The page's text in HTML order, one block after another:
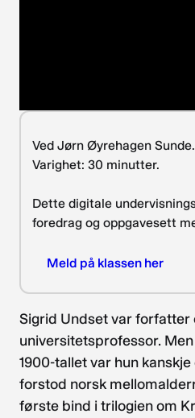
Ved Jørn Øyrehagen Sunde.
Varighet: 30 minutter.
Dette digitale
foredrag og oppgavesett
Meld på klassen her
Sigrid Undset var forfatter
universitetsprofessor.
1900-tallet var hun
forstod norsk
første bind i trilogien om